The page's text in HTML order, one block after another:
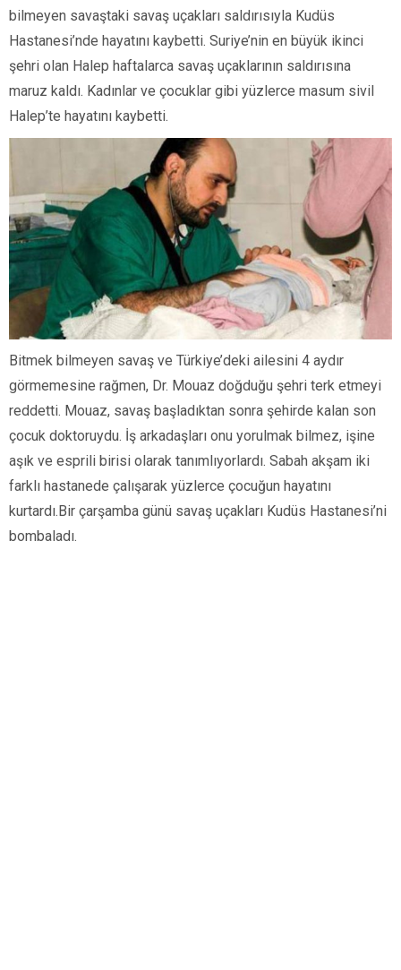
bilmeyen savaştaki savaş uçakları saldırısıyla Kudüs
Hastanesi’nde hayatını kaybetti. Suriye’nin en büyük ikinci
şehri olan Halep haftalarca savaş uçaklarının saldırısına
maruz kaldı. Kadınlar ve çocuklar gibi yüzlerce masum sivil
Halep’te hayatını kaybetti.
Bitmek bilmeyen savaş ve Türkiye’deki ailesini 4 aydır
görmemesine rağmen, Dr. Mouaz doğduğu şehri terk etmeyi
reddetti. Mouaz, savaş başladıktan sonra şehirde kalan son
çocuk doktoruydu. İş arkadaşları onu yorulmak bilmez, işine
aşık ve esprili birisi olarak tanımlıyorlardı. Sabah akşam iki
farklı hastanede çalışarak yüzlerce çocuğun hayatını
kurtardı.Bir çarşamba günü savaş uçakları Kudüs Hastanesi’ni
bombaladı.